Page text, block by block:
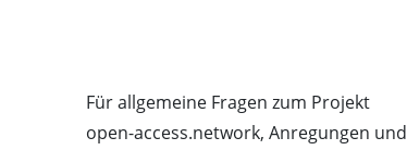
Für allgemeine Fragen zum Projekt
open-access.network, Anregungen und